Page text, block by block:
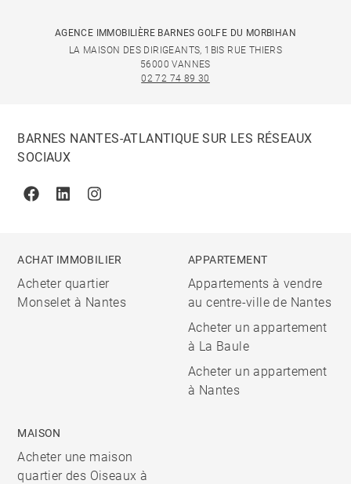
AGENCE IMMOBILIÈRE BARNES GOLFE DU MORBIHAN
LA MAISON DES DIRIGEANTS, 1BIS RUE THIERS
56000 VANNES
02 72 74 89 30
BARNES NANTES-ATLANTIQUE SUR LES RÉSEAUX
SOCIAUX
FacebookLinkedinInstagram
ACHAT IMMOBILIER
Acheter quartier
Monselet à Nantes
APPARTEMENT
Appartements à vendre
au centre-ville de Nantes
Acheter un appartement
à La Baule
Acheter un appartement
à Nantes
MAISON
Acheter une maison
quartier des Oiseaux à